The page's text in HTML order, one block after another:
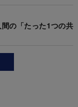
の「たった1つの共